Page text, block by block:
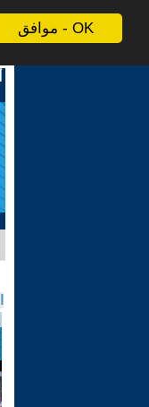
موافق - OK